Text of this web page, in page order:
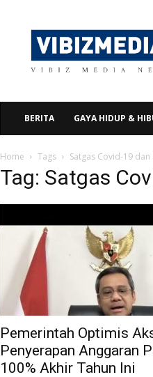
Vibizmedia.com
BERITA GAYA HIDUP &
Home Tags Satgas Covid-19 dan
Tag: Satgas
Pemerintah Optimis
Penyerapan Anggaran
100% Akhir Tahun Ini